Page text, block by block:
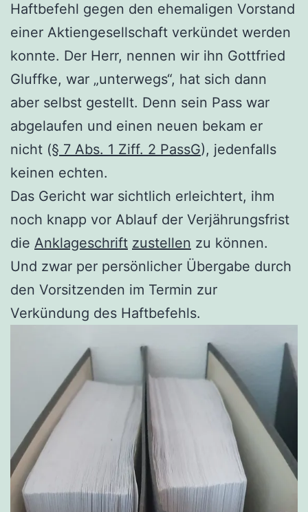
Haftbefehl gegen den ehemaligen Vorstand
einer Aktiengesellschaft verkündet werden
konnte. Der Herr, nennen wir ihn Gottfried
Gluffke, war „unterwegs“, hat sich dann
aber selbst gestellt. Denn sein Pass war
abgelaufen und einen neuen bekam er
nicht (§ 7 Abs. 1 Ziff. 2 PassG), jedenfalls
keinen echten.
Das Gericht war sichtlich erleichtert, ihm
noch knapp vor Ablauf der Verjährungsfrist
die Anklageschrift zustellen zu können.
Und zwar per persönlicher Übergabe durch
den Vorsitzenden im Termin zur
Verkündung des Haftbefehls.